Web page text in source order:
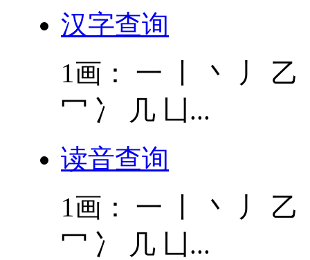
汉字查询
1画： 一 丨 丶 丿
冖 冫 几 凵...
读音查询
1画： 一 丨 丶 丿
冖 冫 几 凵...